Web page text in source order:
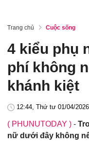
Trang chủ Cuộc sống
4 kiểu phụ
phí không
khánh kiệt
12:44, Thứ tư 01/04/2026
( PHUNUTODAY ) -
nữ dưới đây không